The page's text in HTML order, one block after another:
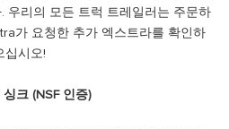
우리의 모든 트럭 트레일러는 주문하
가 요청한 추가 엑스트라를 확인하
십시오!
크 (NSF 인증)